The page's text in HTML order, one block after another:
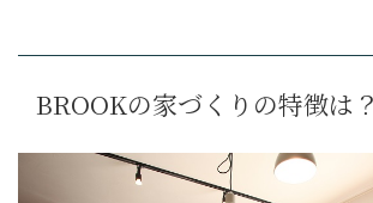
BROOKの家づくりの特徴は？